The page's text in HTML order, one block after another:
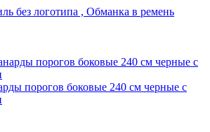
без логотипа , Обманка в ремень
порогов боковые 240 см черные с